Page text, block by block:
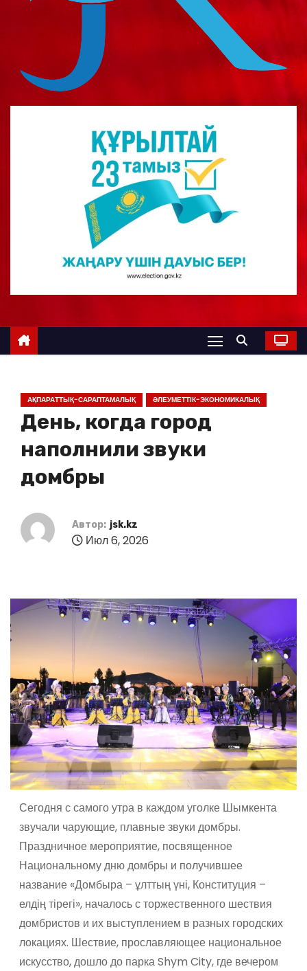
АҚПАРАТТЫҚ-САРАПТАМАЛЫҚ ӘЛЕУМЕТТІК-ЭКОНОМИКАЛЫҚ
День, когда город
наполнили звуки
домбры
Автор: jsk.kz
Июл 6, 2026
Сегодня с самого утра в каждом уголке Шымкента
звучали чарующие, плавные звуки домбры.
Праздничное мероприятие, посвященное
Национальному дню домбры и получившее
название «Домбыра – ұлттың үні, Конституция –
елдің тірегі», началось с торжественного шествия
домбристов и их выступлением в разных городских
локациях. Шествие, прославляющее национальное
искусство, дошло до парка Shym City, где вечером